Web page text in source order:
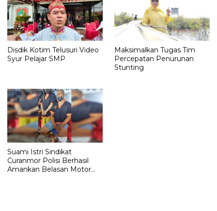
Disdik Kotim Telusuri Video
Syur Pelajar SMP
Maksimalkan Tugas Tim
Percepatan Penurunan
Stunting
Suami Istri Sindikat
Curanmor Polisi Berhasil
Amankan Belasan Motor